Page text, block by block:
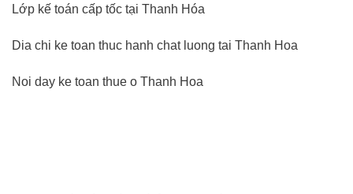
Lớp kế toán cấp tốc tại Thanh Hóa
Dia chi ke toan thuc hanh chat luong tai Thanh Hoa
Noi day ke toan thue o Thanh Hoa